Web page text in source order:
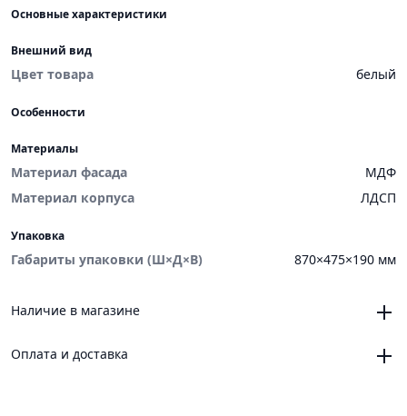
Основные характеристики
Внешний вид
Цвет товара белый
Особенности
Материалы
Материал фасада
МДФ
Материал корпуса
ЛДСП
Упаковка
Габариты упаковки (Ш×Д×В) 870×475×190 мм
Наличие в магазине
Троицкий тракт, 21, корпус 3, секция 6
0
Оплата и доставка